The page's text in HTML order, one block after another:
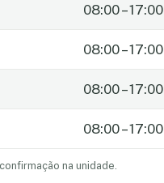
08:00 – 17:00
08:00 – 17:00
08:00 – 17:00
08:00 – 17:00
na unidade.